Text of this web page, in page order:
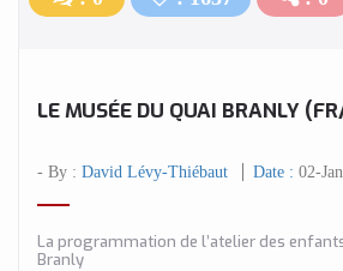
LE MUSÉE DU QUAI BRANLY
- By : David Lévy-Thiébaut Date : 02-
La programmation de l’atelier des
Branly